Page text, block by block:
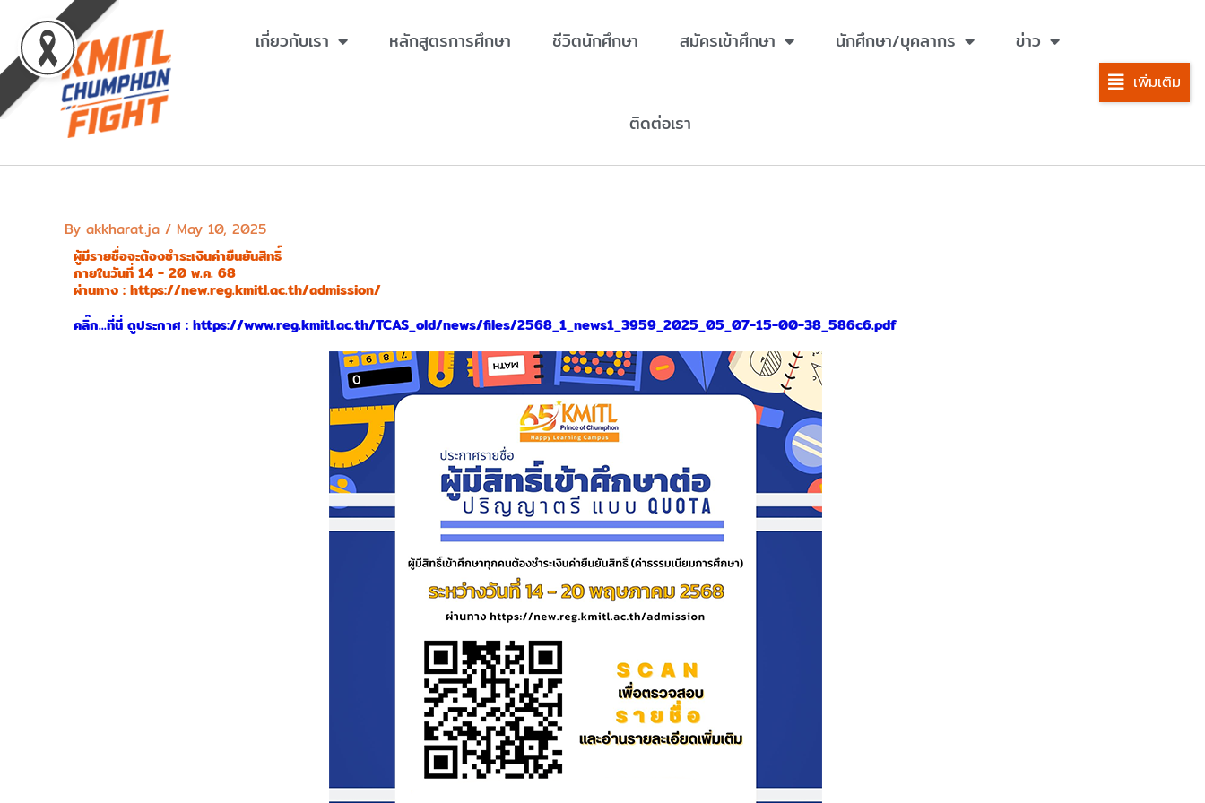
content
เกี่ยวกับเรา หลักสูตรการศึกษา ชีวิตนักศึกษา สมัครเข้าศึกษา นักศึกษา/บุคลากร ข่าว
ติดต่อเรา
เพิ่มเติม
By akkharat.ja / May 10, 2025
ผู้มีรายชื่อจะต้องชำระเงินค่ายืนยันสิทธิ์
ภายในวันที่ 14 - 20 พ.ค. 68
ผ่านทาง : https://new.reg.kmitl.ac.th/admission/
คลิ๊ก...ที่นี่ ดูประกาศ : https://www.reg.kmitl.ac.th/TCAS_old/news/files/2568_1_news1_3959_2025_05_07-15-00-38_586c6.pdf